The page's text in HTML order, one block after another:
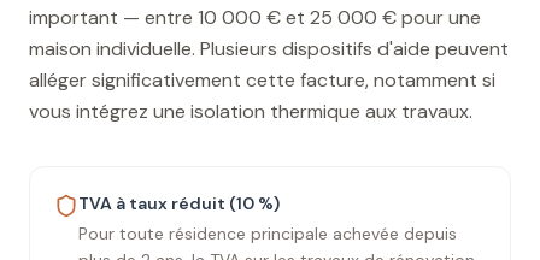
important — entre 10 000 € et 25 000 € pour une
maison individuelle. Plusieurs dispositifs d'aide peuvent
alléger significativement cette facture, notamment si
vous intégrez une isolation thermique aux travaux.
TVA à taux réduit (10 %)
Pour toute résidence principale achevée depuis